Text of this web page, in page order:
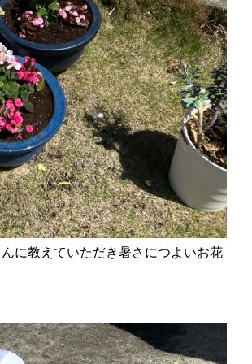
に教えていただき暑さにつよいお花